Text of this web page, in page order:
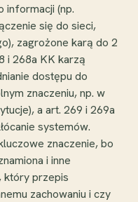
informacji (np.
się do sieci,
zagrożone karą do 2
i 268a KK karzą
dostępu do
znaczeniu, np. w
a art. 269 i 269a
systemów.
znaczenie, bo
i inne
który przepis
zachowaniu i czy